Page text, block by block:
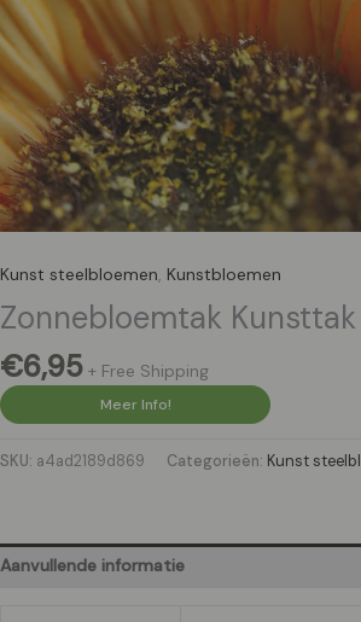
Kunst steelbloemen, Kunstbloemen
Zonnebloemtak
€6,95 + Free Shipping
Meer Info!
SKU: a4ad2189d869 Categorieën: Kunst
Aanvullende informatie